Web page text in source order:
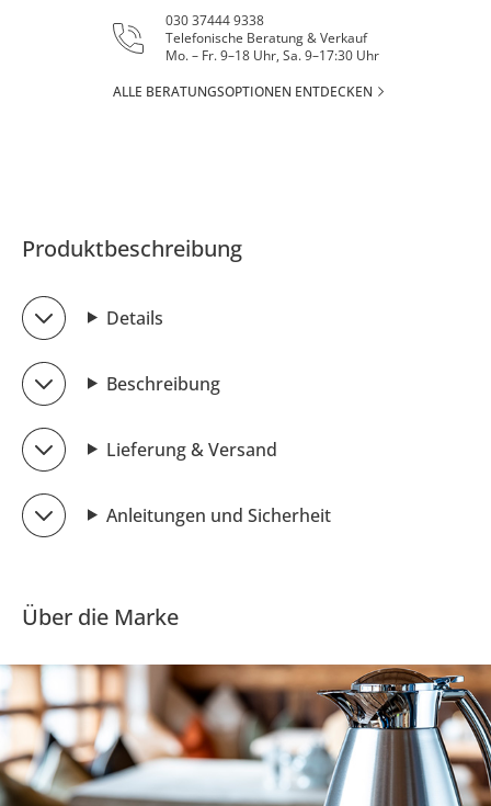
030 37444 9338
Telefonische Beratung & Verkauf
Mo. – Fr. 9–18 Uhr, Sa. 9–17:30 Uhr
ALLE BERATUNGSOPTIONEN ENTDECKEN
Produktbeschreibung
Details
Beschreibung
Lieferung & Versand
Anleitungen und Sicherheit
Über die Marke